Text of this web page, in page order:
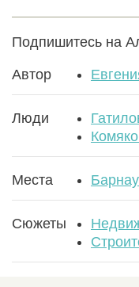
Подпишитесь на
Автор
Люди
Места
Сюжеты